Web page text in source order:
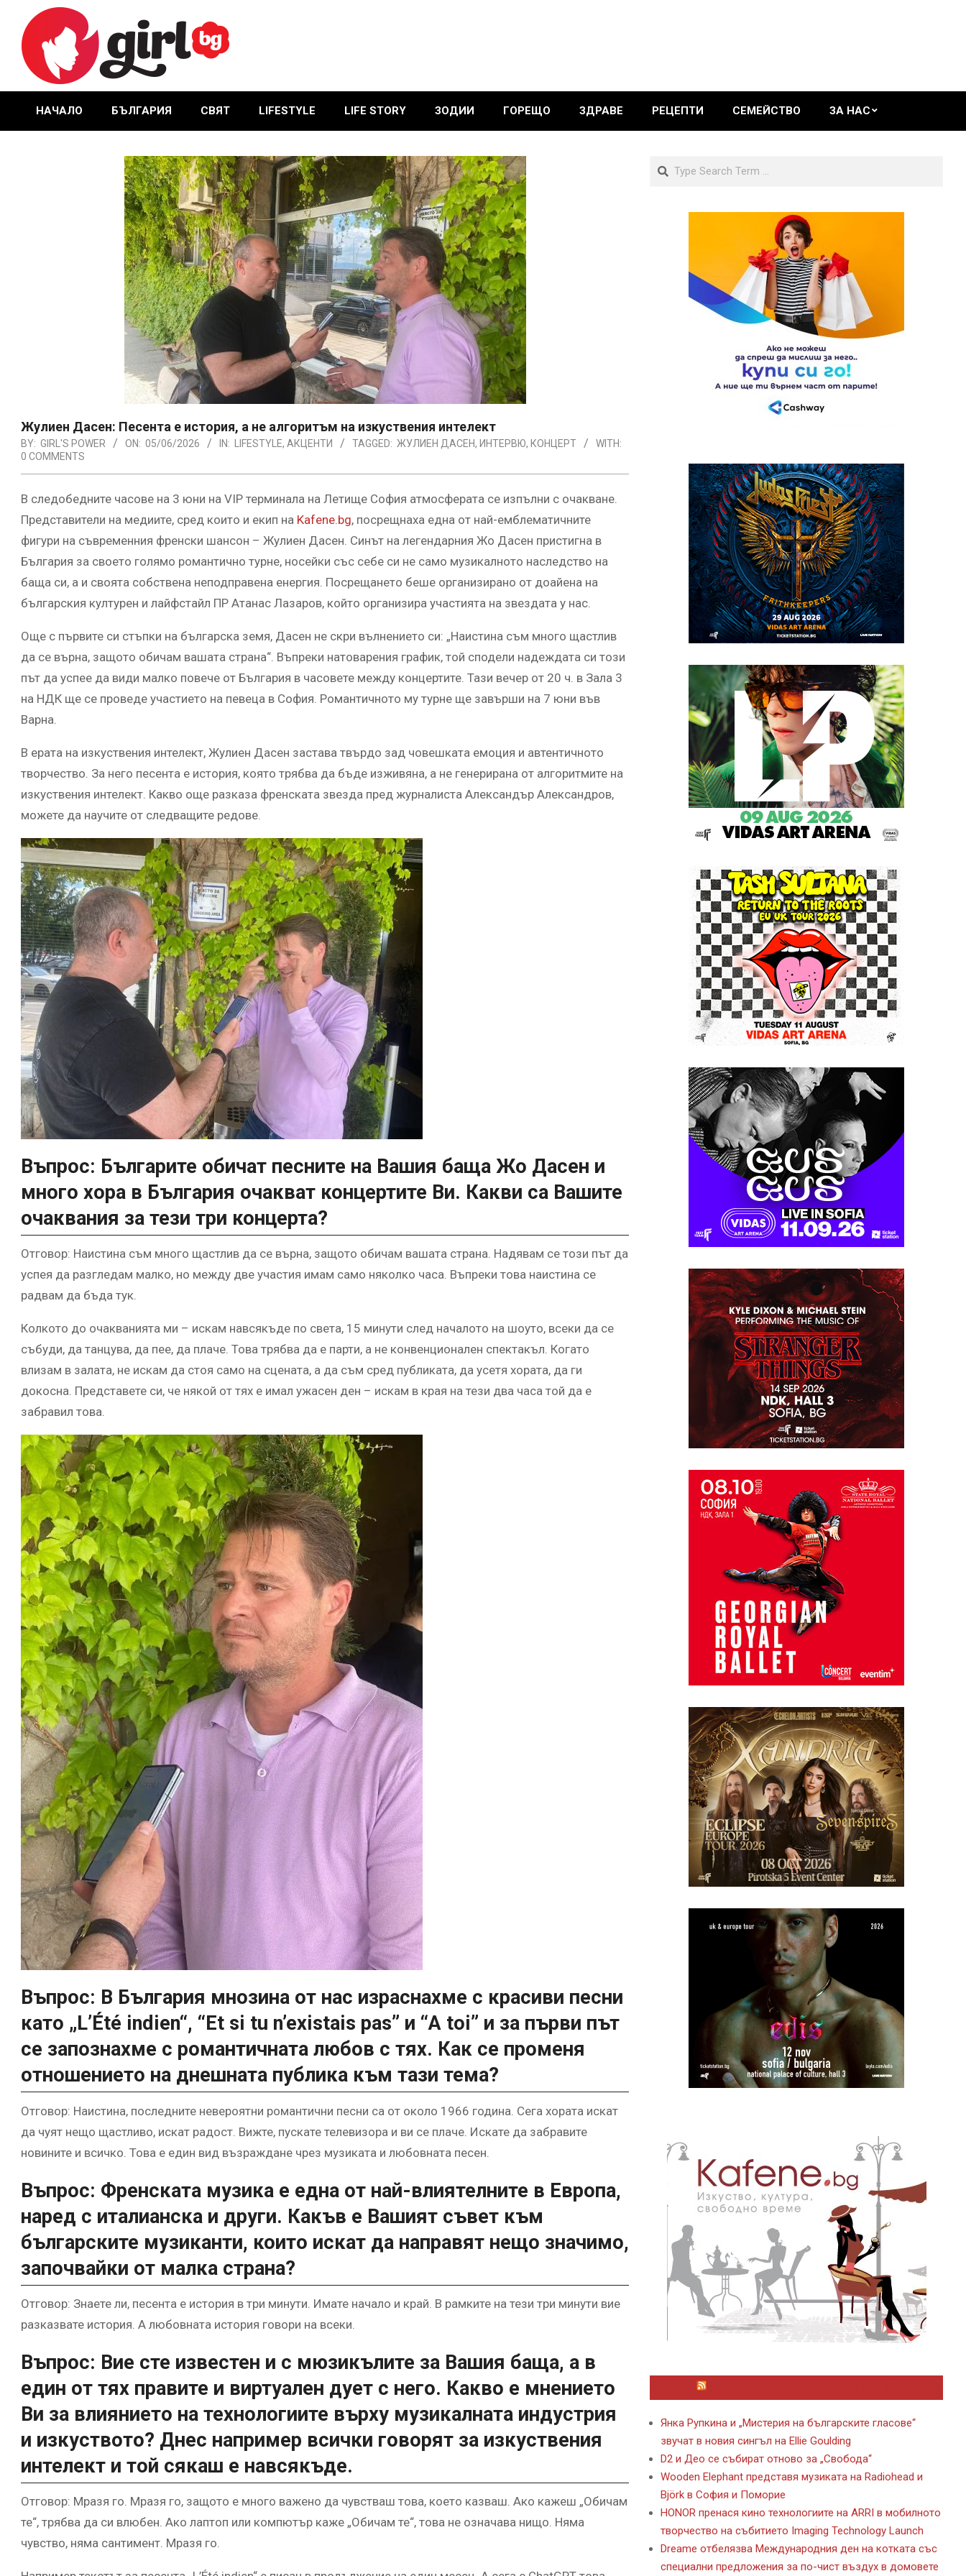
content
GIRL.BG
Primary
НАЧАЛО БЪЛГАРИЯ СВЯТ LIFESTYLE LIFE STORY ЗОДИИ ГОРЕЩО ЗДРАВЕ РЕЦЕПТИ СЕМЕЙСТВО ЗА НАС
Жулиен Дасен: Песента е история, а не алгоритъм на изкуствения интелект
BY: GIRL'S POWER ON: 05/06/2026 IN: LIFESTYLE, АКЦЕНТИ TAGGED: ЖУЛИЕН ДАСЕН, ИНТЕРВЮ, КОНЦЕРТ
WITH:
0 COMMENTS
В следобедните часове на 3 юни на VIP терминала на Летище София атмосферата се изпълни с очакване.
Представители на медиите, сред които и екип на Kafene.bg, посрещнаха една от най-емблематичните
фигури на съвременния френски шансон – Жулиен Дасен. Синът на легендарния Жо Дасен пристигна в
България за своето голямо романтично турне, носейки със себе си не само музикалното наследство на
баща си, а и своята собствена неподправена енергия. Посрещането беше организирано от доайена на
българския културен и лайфстайл ПР Атанас Лазаров, който организира участията на звездата у нас.
Още с първите си стъпки на българска земя, Дасен не скри вълнението си: „Наистина съм много щастлив
да се върна, защото обичам вашата страна“. Въпреки натоварения график, той сподели надеждата си този
път да успее да види малко повече от България в часовете между концертите. Тази вечер от 20 ч. в Зала 3
на НДК ще се проведе участието на певеца в София. Романтичното му турне ще завърши на 7 юни във
Варна.
В ерата на изкуствения интелект, Жулиен Дасен застава твърдо зад човешката емоция и автентичното
творчество. За него песента е история, която трябва да бъде изживяна, а не генерирана от алгоритмите на
изкуствения интелект. Какво още разказа френската звезда пред журналиста Александър Александров,
можете да научите от следващите редове.
Въпрос: Българите обичат песните на Вашия баща Жо Дасен и
много хора в България очакват концертите Ви. Какви са Вашите
очаквания за тези три концерта?
Отговор: Наистина съм много щастлив да се върна, защото обичам вашата страна. Надявам се този път да
успея да разгледам малко, но между две участия имам само няколко часа. Въпреки това наистина се
радвам да бъда тук.
Колкото до очакванията ми – искам навсякъде по света, 15 минути след началото на шоуто, всеки да се
събуди, да танцува, да пее, да плаче. Това трябва да е парти, а не конвенционален спектакъл. Когато
влизам в залата, не искам да стоя само на сцената, а да съм сред публиката, да усетя хората, да ги
докосна. Представете си, че някой от тях е имал ужасен ден – искам в края на тези два часа той да е
забравил това.
Въпрос: В България мнозина от нас израснахме с красиви песни
като „L’Été indien“, “Et si tu n’existais pas” и “A toi” и за първи път
се запознахме с романтичната любов с тях. Как се променя
отношението на днешната публика към тази тема?
Отговор: Наистина, последните невероятни романтични песни са от около 1966 година. Сега хората искат
да чуят нещо щастливо, искат радост. Вижте, пускате телевизора и ви се плаче. Искате да забравите
новините и всичко. Това е един вид възраждане чрез музиката и любовната песен.
Въпрос: Френската музика е една от най-влиятелните в Европа,
наред с италианска и други. Какъв е Вашият съвет към
българските музиканти, които искат да направят нещо значимо,
започвайки от малка страна?
Отговор: Знаете ли, песента е история в три минути. Имате начало и край. В рамките на тези три минути вие
разказвате история. А любовната история говори на всеки.
Въпрос: Вие сте известен и с мюзикълите за Вашия баща, а в
един от тях правите и виртуален дует с него. Какво е мнението
Ви за влиянието на технологиите върху музикалната индустрия
и изкуството? Днес например всички говорят за изкуствения
интелект и той сякаш е навсякъде.
Отговор: Мразя го. Мразя го, защото е много важено да чувстваш това, което казваш. Ако кажеш „Обичам
те“, трябва да си влюбен. Ако лаптоп или компютър каже „Обичам те“, това не означава нищо. Няма
чувство, няма сантимент. Мразя го.
Search
Янка Рупкина и „Мистерия на българските гласове“
звучат в новия сингъл на Ellie Goulding
D2 и Део се събират отново за „Свобода“
Wooden Elephant представя музиката на Radiohead и
Björk в София и Поморие
HONOR пренася кино технологиите на ARRI в мобилното
творчество на събитието Imaging Technology Launch
Dreame отбелязва Международния ден на котката със
специални предложения за по-чист въздух в домовете